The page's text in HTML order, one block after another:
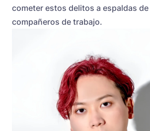
cometer estos delitos a espaldas
compañeros de trabajo.